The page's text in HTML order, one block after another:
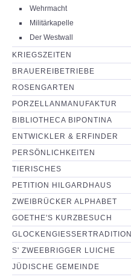
Wehrmacht
Militärkapelle
Der Westwall
KRIEGSZEITEN
BRAUEREIBETRIEBE
ROSENGARTEN
PORZELLANMANUFAKTUR
BIBLIOTHECA BIPONTINA
ENTWICKLER & ERFINDER
PERSÖNLICHKEITEN
TIERISCHES
PETITION HILGARDHAUS
ZWEIBRÜCKER ALPHABET
GOETHE'S KURZBESUCH
GLOCKENGIESSERTRADITION
S' ZWEEBRIGGER LUICHE
JÜDISCHE GEMEINDE